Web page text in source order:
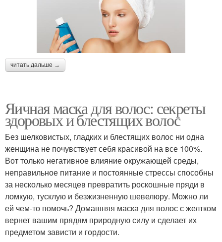
читать дальше →
Яичная маска для волос: секреты
здоровых и блестящих волос
Без шелковистых, гладких и блестящих волос ни одна
женщина не почувствует себя красивой на все 100%.
Вот только негативное влияние окружающей среды,
неправильное питание и постоянные стрессы способны
за несколько месяцев превратить роскошные пряди в
ломкую, тусклую и безжизненную шевелюру. Можно ли
ей чем-то помочь? Домашняя маска для волос с желтком
вернет вашим прядям природную силу и сделает их
предметом зависти и гордости.